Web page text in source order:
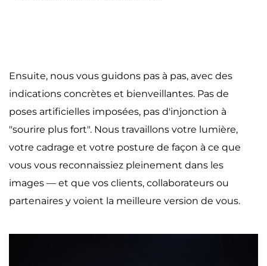
Ensuite, nous vous guidons pas à pas, avec des
indications concrètes et bienveillantes. Pas de
poses artificielles imposées, pas d'injonction à
"sourire plus fort". Nous travaillons votre lumière,
votre cadrage et votre posture de façon à ce que
vous vous reconnaissiez pleinement dans les
images — et que vos clients, collaborateurs ou
partenaires y voient la meilleure version de vous.